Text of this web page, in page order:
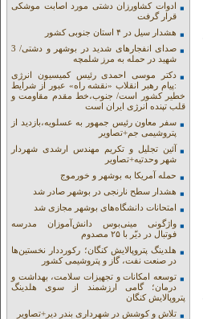
ادوات کشاورزان دشتی مورد اصابت موشکی
قرار گرفت
هشدار سیل در ۴ استان جنوبی کشور
صدای انفجارهای شدید در بوشهر و دشتی/ 3
شهید در حمله به مرز شلمچه
دکتر موسی احمدی رئیس کمیسیون انرژی
:پیام رهبر انقلاب «نقشه راه» عبور از شرایط
خطیر کشور است/ جنوب،خط مقدم مقاومت و
قلب تپنده انرژی ایران است
سفر معاون رئیس جمهور به عسلویه،بازدید از
پتروشیمی جم+تصاویر
آئین تجلیل و تکریم مهندس ارشدی شهردار
شهر وحدتیه+تصاویر
حمله آمریکا به بوشهر و خورموج
هشدار سطح نارنجی در بوشهر صادر شد
امتحانات دانشگاه‌های بوشهر مجازی شد
واژگونی مینی‌بوس دانش‌آموزان مدرسه
فوتبال در دیّر با ۲۵ مصدوم
هلدینگ پتروپالایش کنگان؛ رکورددار نخستین‌ها
در صنعت نفت، گاز و پتروشیمی کشور
توسعه امکانات و تجهیزات سلامت، بهداشت و
درمان؛ گامی ارزشمند از سوی هلدینگ
پتروپالایش کنگان
تلاش و کوشش در شهرداری بندر دیر+تصاویر